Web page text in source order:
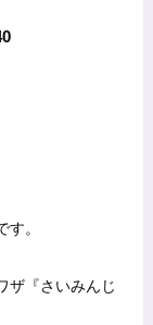
。
ザ『さいみんじ